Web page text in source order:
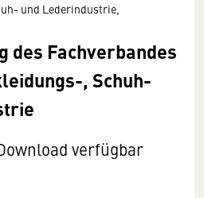
und Lederindustrie,
des Fachverbandes
, Schuh-
verfügbar